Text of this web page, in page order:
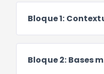
Bloque 1:
Bloque 2: Bases